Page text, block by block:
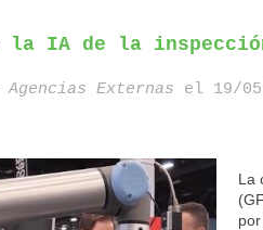
la IA de la
Agencias Externas el 19/
La